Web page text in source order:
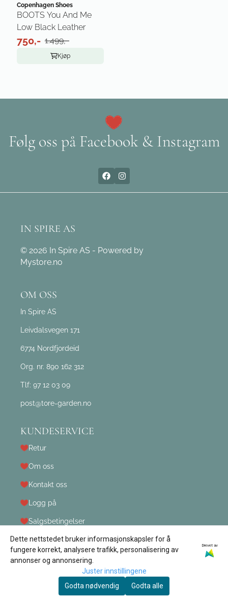
Copenhagen Shoes
BOOTS You And Me
Low Black Leather
750,- 1.499,-
Kjøp
Følg oss på Facebook & Instagram
IN SPIRE AS
© 2026 In Spire AS - Powered by
Mystore.no
OM OSS
In Spire AS
Leivdalsvegen 171
6774 Nordfjordeid
Org. nr. 890 162 312
Tlf: 97 12 03 09
post@tore-garden.no
KUNDESERVICE
Retur
Om oss
Kontakt oss
Logg på
Salgsbetingelser
Dette nettstedet bruker informasjonskapsler for å
fungere korrekt, analysere trafikk, personalisering av
annonser og annonsering.
Drevet av
Juster innstillingene
Godta nødvendig
Godta alle